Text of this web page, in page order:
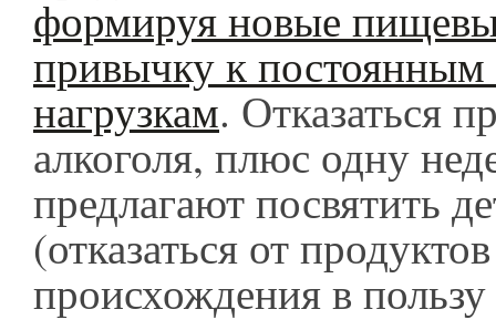
формируя новые
привычку к
нагрузкам. Отказаться
алкоголя, плюс одну
предлагают посвятить
(отказаться от
происхождения в